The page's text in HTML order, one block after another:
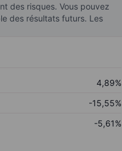
des risques. Vous pouvez
des résultats futurs. Les
4,89%
-15,55%
-5,61%